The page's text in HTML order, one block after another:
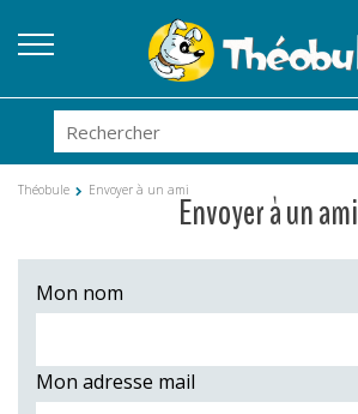
Théobule Envoyer à un amiEnvoyer à un ami
Mon nom
Mon adresse mail